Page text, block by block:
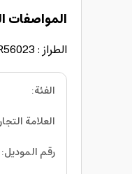
المواصفات
الطراز : GTR56023
الفئة:
العلامة
رقم الموديل: